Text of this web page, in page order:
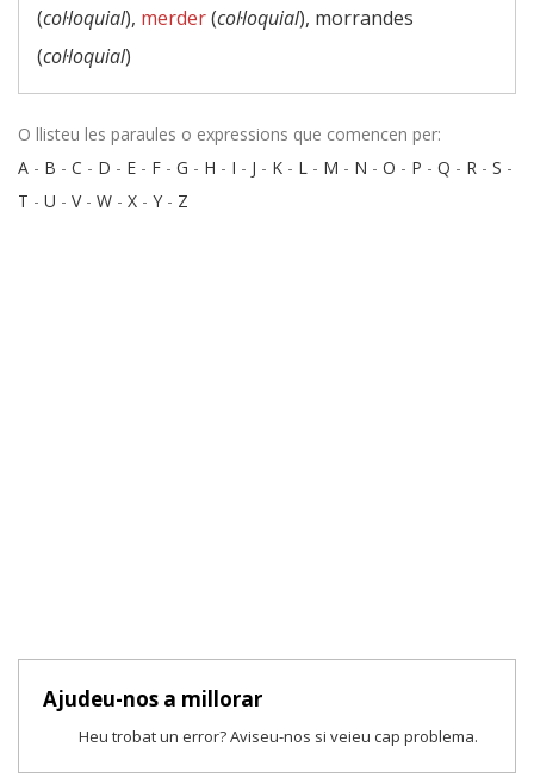
(col·loquial), merder(col·loquial), morrandes
(col·loquial)
O llisteu les paraules o expressions que comencen per:
A - B - C - D - E - F - G - H - I - J - K - L - M - N - O - P - Q - R - S -
T - U - V- W - X - Y - Z
Ajudeu-nos a millorar
Heu trobat un error? Aviseu-nos si veieu cap problema.